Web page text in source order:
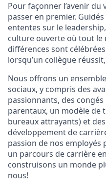
Pour façonner l’avenir du
passer en premier.
ententes sur le
culture ouverte où tout le
différences sont
lorsqu’un collègue
Nous offrons un
sociaux, y compris des
passionnants, des
parentaux, un modèle de
bureaux attrayants) et
développement de
passion de nos employés
un parcours de carrière
construisons un monde
nous!